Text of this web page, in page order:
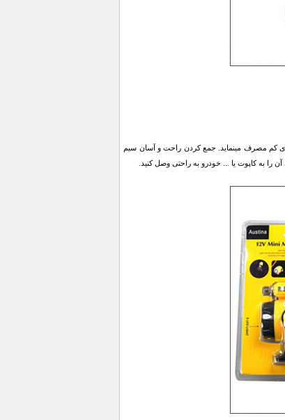
چراغ اضطراری کم مصرف مینماید. جمع کردن راحت و آسان سیم
را به کاپوت یا ... خودرو به راحتی وصل کنید.